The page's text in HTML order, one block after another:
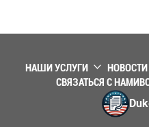
НАШИ УСЛУГИ НОВОСТИ
СВЯЗАТЬСЯ С НАМИ